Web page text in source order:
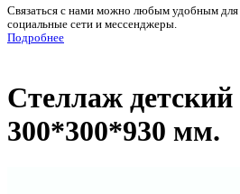
Связаться с нами можно любым удобным для
социальные сети и мессенджеры.
Подробнее
Стеллаж детский
300*300*930 мм.